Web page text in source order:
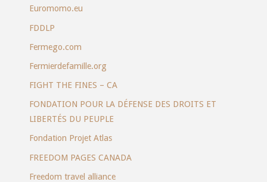
Euromomo.eu
FDDLP
Fermego.com
Fermierdefamille.org
FIGHT THE FINES – CA
FONDATION POUR LA DÉFENSE DES DROITS ET
LIBERTÉS DU PEUPLE
Fondation Projet Atlas
FREEDOM PAGES CANADA
Freedom travel alliance